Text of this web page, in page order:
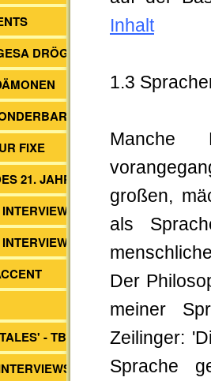
DRÖGE
FIXE
21. JAHRH.
ITK
DBV
- TBS -
Inhalt
1.3
Manche
großen,
als
Der
meiner
Zeilinger:
Sprache